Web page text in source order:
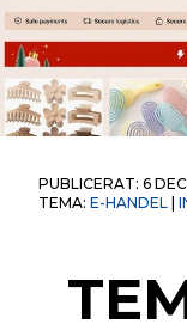
PUBLICERAT: 6
TEMA: E-HANDEL